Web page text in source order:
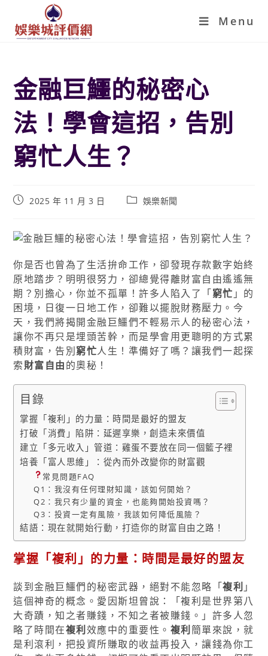
Menu
金融巨鱷的秘密心
法！學會這招，告別
窮忙人生？
2025 年 11 月 3 日 娛樂新聞
你是否也曾為了生活拚命工作，卻發現存款數字始終
原地踏步？明明很努力，卻總覺得離財富自由遙遙無
期？別擔心，你並不孤單！許多人陷入了「窮忙 」的
困境，日復一日地工作，卻難以擺脫財務壓力。今
天，我們將揭開金融巨鱷們不輕易示人的秘密心法，
讓你不再只是埋頭苦幹，而是學會用更聰明的方式累
積財富，告別窮忙人生！準備好了嗎？讓我們一起探
索財富自由的奧秘！
目錄
掌握「複利」的力量：時間是最好的盟友
打破「消費」陷阱：延遲享樂，創造未來價值
建立「多元收入」管道：雞蛋不要放在同一個籃子裡
培養「富人思維」：從內而外改變你的財富觀
常見問題FAQ
Q1：我沒有任何理財知識，該如何開始？
Q2：我只有少量的資金，也能夠開始投資嗎？
Q3：投資一定有風險，我該如何降低風險？
結語：現在就開始行動，打造你的財富自由之路！
掌握「複利 」的力量：時間是最好的盟友
談到金融巨鱷們的秘密武器，絕對不能忽略「複利 」
這個神奇的概念。愛因斯坦曾說：「複利是世界第八
大奇蹟，知之者賺錢，不知之者被賺錢。」許多人忽
略了時間在複利 效應中的重要性。 複利 簡單來說，就
是利滾利，把投資所賺取的收益再投入，讓錢為你工